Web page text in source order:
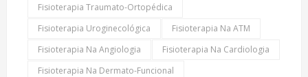
Fisioterapia Traumato-Ortopédica
Fisioterapia Uroginecológica
Fisioterapia Na ATM
Fisioterapia Na Angiologia
Fisioterapia Na Cardiologia
Fisioterapia Na Dermato-Funcional